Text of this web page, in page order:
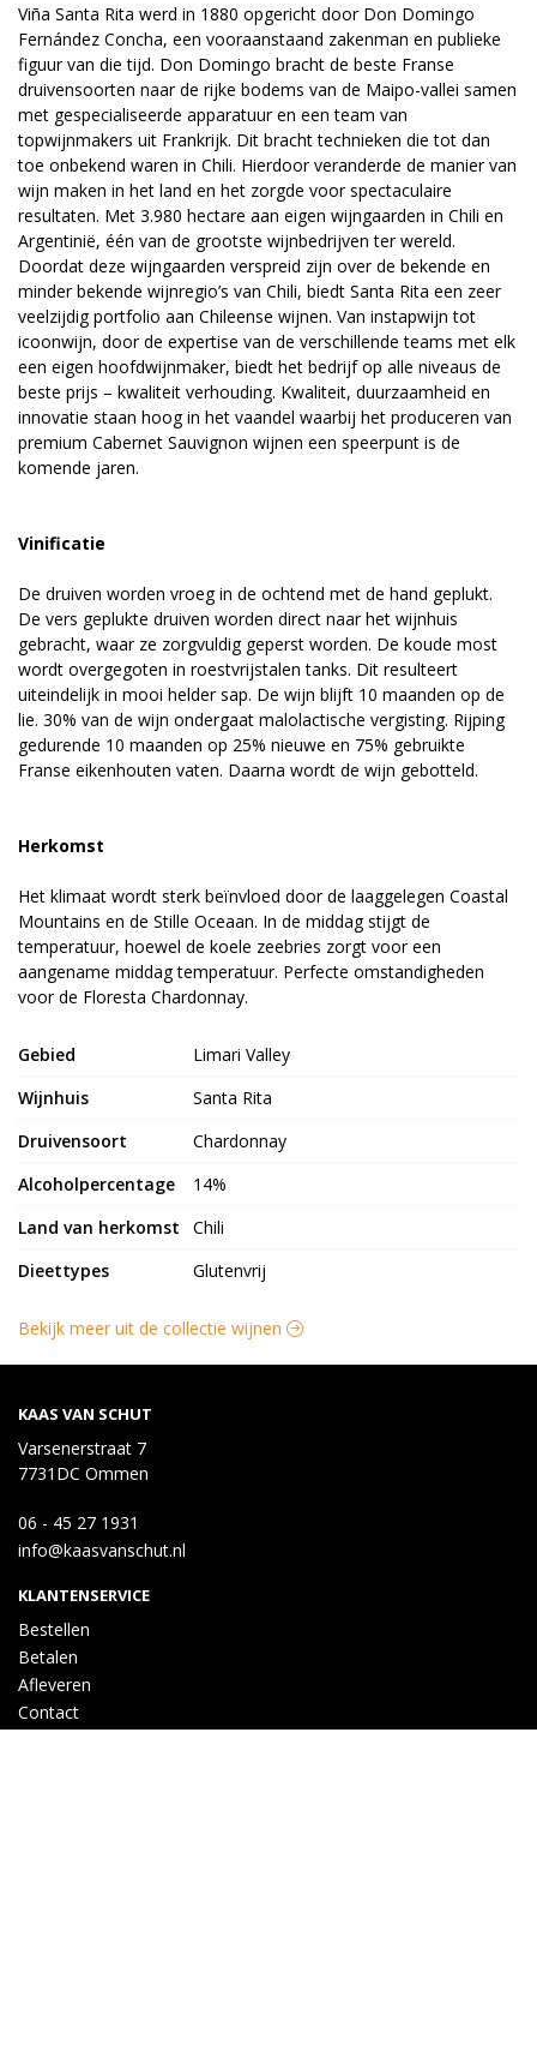
Viña Santa Rita werd in 1880 opgericht door Don Domingo
Fernández Concha, een vooraanstaand zakenman en publieke
figuur van die tijd. Don Domingo bracht de beste Franse
druivensoorten naar de rijke bodems van de Maipo-vallei samen
met gespecialiseerde apparatuur en een team van
topwijnmakers uit Frankrijk. Dit bracht technieken die tot dan
toe onbekend waren in Chili. Hierdoor veranderde de manier van
wijn maken in het land en het zorgde voor spectaculaire
resultaten. Met 3.980 hectare aan eigen wijngaarden in Chili en
Argentinië, één van de grootste wijnbedrijven ter wereld.
Doordat deze wijngaarden verspreid zijn over de bekende en
minder bekende wijnregio’s van Chili, biedt Santa Rita een zeer
veelzijdig portfolio aan Chileense wijnen. Van instapwijn tot
icoonwijn, door de expertise van de verschillende teams met elk
een eigen hoofdwijnmaker, biedt het bedrijf op alle niveaus de
beste prijs – kwaliteit verhouding. Kwaliteit, duurzaamheid en
innovatie staan hoog in het vaandel waarbij het produceren van
premium Cabernet Sauvignon wijnen een speerpunt is de
komende jaren.
Vinificatie
De druiven worden vroeg in de ochtend met de hand geplukt.
De vers geplukte druiven worden direct naar het wijnhuis
gebracht, waar ze zorgvuldig geperst worden. De koude most
wordt overgegoten in roestvrijstalen tanks. Dit resulteert
uiteindelijk in mooi helder sap. De wijn blijft 10 maanden op de
lie. 30% van de wijn ondergaat malolactische vergisting. Rijping
gedurende 10 maanden op 25% nieuwe en 75% gebruikte
Franse eikenhouten vaten. Daarna wordt de wijn gebotteld.
Herkomst
Het klimaat wordt sterk beïnvloed door de laaggelegen Coastal
Mountains en de Stille Oceaan. In de middag stijgt de
temperatuur, hoewel de koele zeebries zorgt voor een
aangename middag temperatuur. Perfecte omstandigheden
voor de Floresta Chardonnay.
Gebied
Limari Valley
Wijnhuis
Santa Rita
Druivensoort
Chardonnay
Alcoholpercentage
14%
Land van herkomst
Chili
Dieettypes
Glutenvrij
Bekijk meer uit de collectie wijnen
KAAS VAN SCHUT
Varsenerstraat 7
7731DC Ommen
06 - 45 27 1931
info@kaasvanschut.nl
KLANTENSERVICE
Bestellen
Betalen
Afleveren
Contact